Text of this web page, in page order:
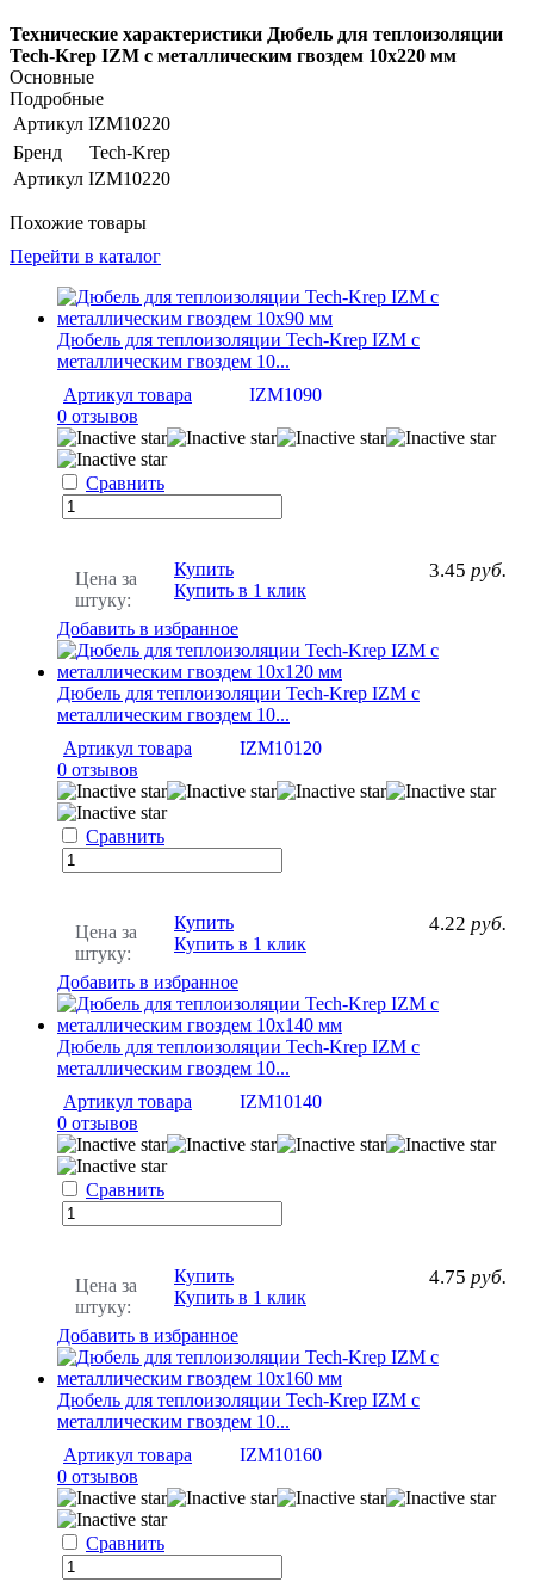
Технические характеристики Дюбель для теплоизоляции
Tech-Krep IZМ с металлическим гвоздем 10х220 мм
Основные
Подробные
Артикул IZM10220
Бренд
Tech-Krep
Артикул IZM10220
Похожие товары
Перейти в каталог
Дюбель для теплоизоляции Tech-Krep IZМ с
металлическим гвоздем 10...
Артикул товара
IZM1090
0 отзывов
Сравнить
Цена за
штуку:
3.45 руб.
Купить
Купить в 1 клик
Добавить в избранное
Дюбель для теплоизоляции Tech-Krep IZМ с
металлическим гвоздем 10...
Артикул товара
IZM10120
0 отзывов
Сравнить
Цена за
штуку:
4.22 руб.
Купить
Купить в 1 клик
Добавить в избранное
Дюбель для теплоизоляции Tech-Krep IZМ с
металлическим гвоздем 10...
Артикул товара
IZM10140
0 отзывов
Сравнить
Цена за
штуку:
4.75 руб.
Купить
Купить в 1 клик
Добавить в избранное
Дюбель для теплоизоляции Tech-Krep IZМ с
металлическим гвоздем 10...
Артикул товара
IZM10160
0 отзывов
Сравнить